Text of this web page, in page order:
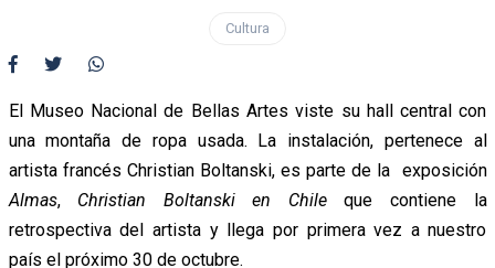
Cultura
El Museo Nacional de Bellas Artes viste su hall central con
una montaña de ropa usada. La instalación, pertenece al
artista francés Christian Boltanski, es parte de la exposición
Almas, Christian Boltanski en Chileque contiene la
retrospectiva del artista y llega por primera vez a nuestro
país el próximo 30 de octubre.